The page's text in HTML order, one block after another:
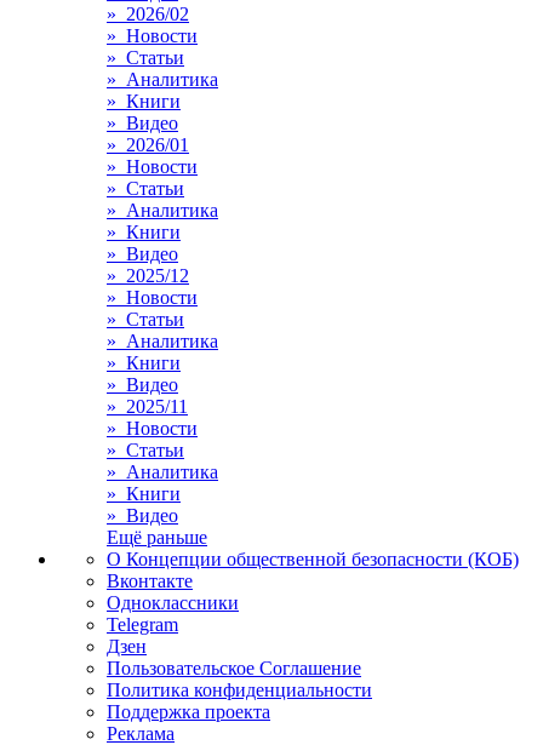
» 2026/02
» Новости
» Статьи
» Аналитика
» Книги
» Видео
» 2026/01
» Новости
» Статьи
» Аналитика
» Книги
» Видео
» 2025/12
» Новости
» Статьи
» Аналитика
» Книги
» Видео
» 2025/11
» Новости
» Статьи
» Аналитика
» Книги
» Видео
Ещё раньше
О Концепции общественной безопасности (КОБ)
Вконтакте
Одноклассники
Telegram
Дзен
Пользовательское Соглашение
Политика конфиденциальности
Поддержка проекта
Реклама